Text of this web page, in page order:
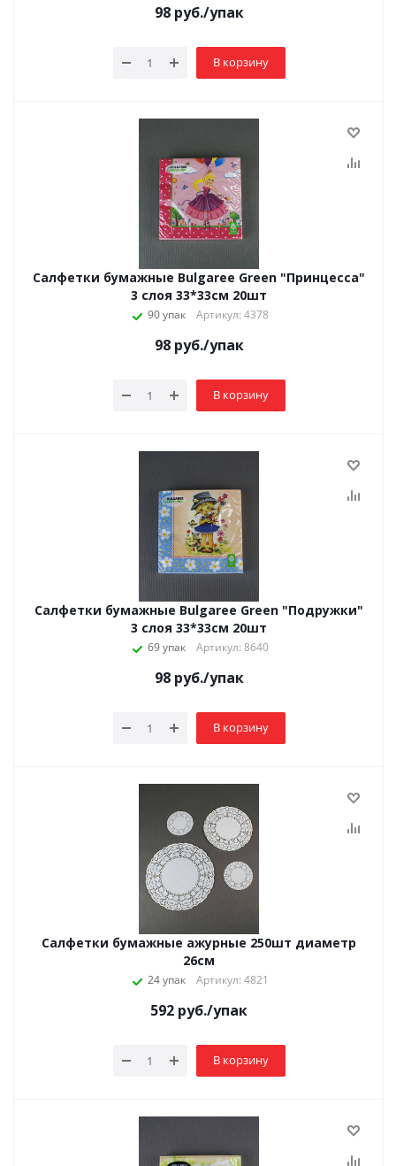
98руб./упак
В корзину
Салфетки бумажные Bulgaree Green "Принцесса"
3 слоя 33*33см 20шт
90 упак Артикул: 4378
98руб./упак
В корзину
Салфетки бумажные Bulgaree Green "Подружки"
3 слоя 33*33см 20шт
69 упак Артикул: 8640
98руб./упак
В корзину
Салфетки бумажные ажурные 250шт диаметр
26см
24 упак Артикул: 4821
592 руб./упак
В корзину